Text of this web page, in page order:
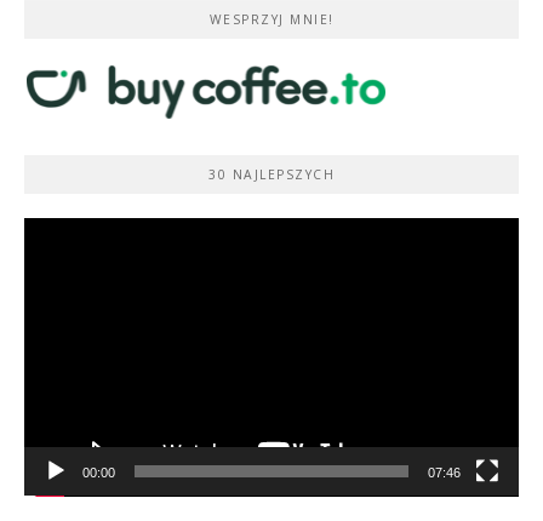
WESPRZYJ MNIE!
30 NAJLEPSZYCH
00:00 07:46